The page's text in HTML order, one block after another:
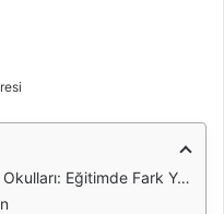
Fark Yaratan Bir Tercih